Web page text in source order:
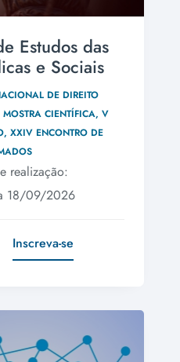
Estudos das
e Sociais
DE DIREITO
CIENTÍFICA, V
XXIV ENCONTRO DE
realização:
18/09/2026
Inscreva-se